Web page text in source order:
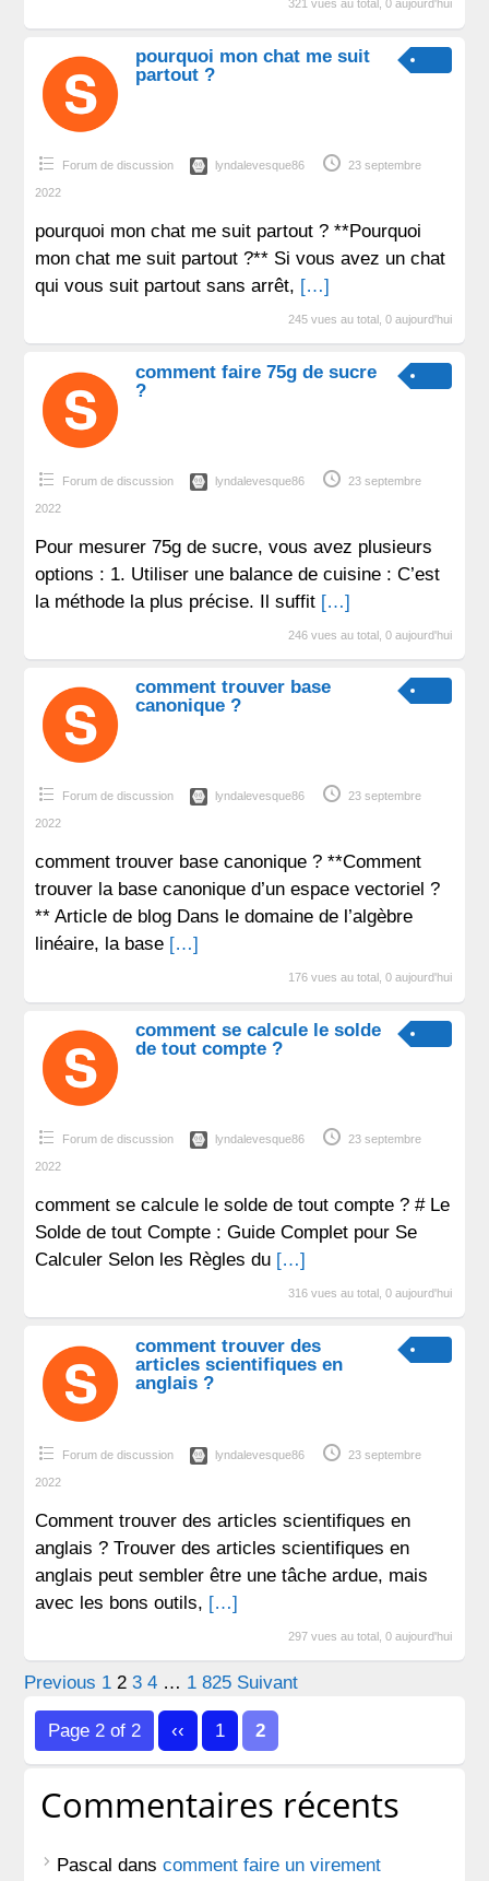
321 vues au total, 0 aujourd'hui
pourquoi mon chat me suit
partout ?
Forum de discussion lyndalevesque86 23 septembre
2022
pourquoi mon chat me suit partout ? **Pourquoi
mon chat me suit partout ?** Si vous avez un chat
qui vous suit partout sans arrêt, […]
245 vues au total, 0 aujourd'hui
comment faire 75g de sucre
?
Forum de discussion lyndalevesque86 23 septembre
2022
Pour mesurer 75g de sucre, vous avez plusieurs
options : 1. Utiliser une balance de cuisine : C’est
la méthode la plus précise. Il suffit […]
246 vues au total, 0 aujourd'hui
comment trouver base
canonique ?
Forum de discussion lyndalevesque86 23 septembre
2022
comment trouver base canonique ? **Comment
trouver la base canonique d’un espace vectoriel ?
** Article de blog Dans le domaine de l’algèbre
linéaire, la base […]
176 vues au total, 0 aujourd'hui
comment se calcule le solde
de tout compte ?
Forum de discussion lyndalevesque86 23 septembre
2022
comment se calcule le solde de tout compte ? # Le
Solde de tout Compte : Guide Complet pour Se
Calculer Selon les Règles du […]
316 vues au total, 0 aujourd'hui
comment trouver des
articles scientifiques en
anglais ?
Forum de discussion lyndalevesque86 23 septembre
2022
Comment trouver des articles scientifiques en
anglais ? Trouver des articles scientifiques en
anglais peut sembler être une tâche ardue, mais
avec les bons outils, […]
297 vues au total, 0 aujourd'hui
Pagination
des
publications
Previous 1 2 3 4 … 1 825 Suivant
Page 2 of 2 ‹‹ 1 2
Commentaires récents
Pascal danscomment faire un virement